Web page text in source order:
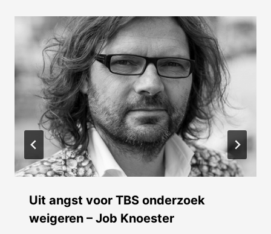
Uit angst voor TBS onderzoek
weigeren – Job Knoester